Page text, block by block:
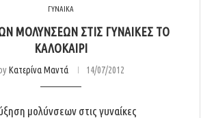
ΓΥΝΑΙΚΑ
ΜΟΛΎΝΣΕΩΝ ΣΤΙΣ ΓΥΝΑΊΚΕΣ ΤΟ
ΚΑΛΟΚΑΊΡΙ
byΚατερίνα Μαντά 14/07/2012
μολύνσεων στις γυναίκες